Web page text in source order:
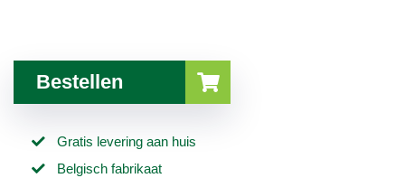
Bestellen
Gratis levering aan huis
Belgisch fabrikaat